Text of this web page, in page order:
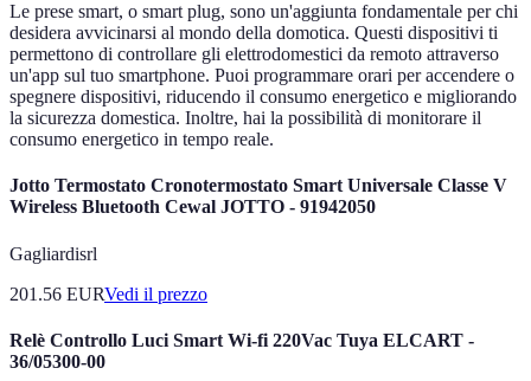
Le prese smart, o smart plug, sono un'aggiunta fondamentale per chi
desidera avvicinarsi al mondo della domotica. Questi dispositivi ti
permettono di controllare gli elettrodomestici da remoto attraverso
un'app sul tuo smartphone. Puoi programmare orari per accendere o
spegnere dispositivi, riducendo il consumo energetico e migliorando
la sicurezza domestica. Inoltre, hai la possibilità di monitorare il
consumo energetico in tempo reale.
Jotto Termostato Cronotermostato Smart Universale Classe V
Wireless Bluetooth Cewal JOTTO - 91942050
Gagliardisrl
201.56 EURVedi il prezzo
Relè Controllo Luci Smart Wi-fi 220Vac Tuya ELCART -
36/05300-00